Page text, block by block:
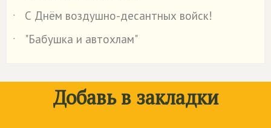
˙
С Днём воздушно-десантных войск!
˙
"Бабушка и автохлам"
Добавь в закладки